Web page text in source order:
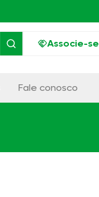
Associe-se
Fale conosco